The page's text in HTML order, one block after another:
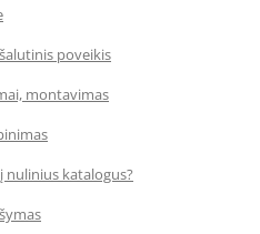
poveikis
montavimas
nulinius katalogus?